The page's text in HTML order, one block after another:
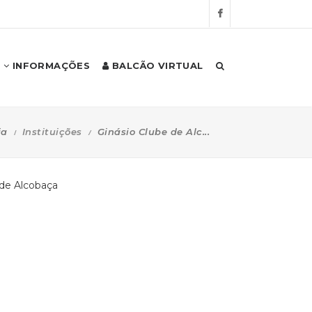
INFORMAÇÕES BALCÃO VIRTUAL
Instituições Ginásio Clube de Alc...